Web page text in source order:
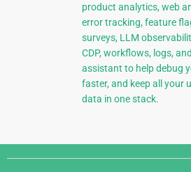
product analytics, web
error tracking, feature
surveys, LLM
CDP, workflows, logs,
assistant to help debug
faster, and keep all your
data in one stack.
Django